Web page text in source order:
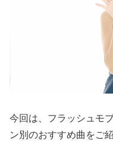
今回は、フラッシュモ
ン別のおすすめ曲をご